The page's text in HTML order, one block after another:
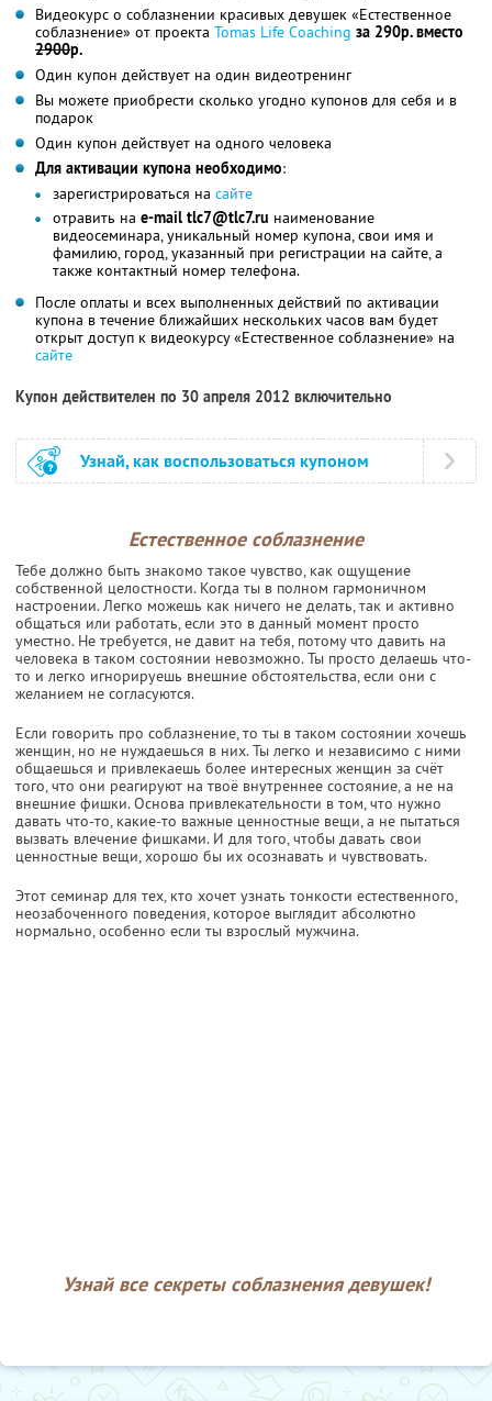
Видеокурс о соблазнении красивых девушек «Естественное
соблазнение» от проекта Tomas Life Coaching за 290р. вместо
2900р.
Один купон действует на один видеотренинг
Вы можете приобрести сколько угодно купонов для себя и в
подарок
Один купон действует на одного человека
Для активации купона необходимо:
зарегистрироваться на сайте
отравить на e-mail tlc7@tlc7.ru наименование
видеосеминара, уникальный номер купона, свои имя и
фамилию, город, указанный при регистрации на сайте, а
также контактный номер телефона.
После оплаты и всех выполненных действий по активации
купона в течение ближайших нескольких часов вам будет
открыт доступ к видеокурсу «Естественное соблазнение» на
сайте
Купон действителен по 30 апреля 2012 включительно
Узнай, как воспользоваться купоном
Естественное соблазнение
Тебе должно быть знакомо такое чувство, как ощущение
собственной целостности. Когда ты в полном гармоничном
настроении. Легко можешь как ничего не делать, так и активно
общаться или работать, если это в данный момент просто
уместно. Не требуется, не давит на тебя, потому что давить на
человека в таком состоянии невозможно. Ты просто делаешь что-
то и легко игнорируешь внешние обстоятельства, если они с
желанием не согласуются.
Если говорить про соблазнение, то ты в таком состоянии хочешь
женщин, но не нуждаешься в них. Ты легко и независимо с ними
общаешься и привлекаешь более интересных женщин за счёт
того, что они реагируют на твоё внутреннее состояние, а не на
внешние фишки. Основа привлекательности в том, что нужно
давать что-то, какие-то важные ценностные вещи, а не пытаться
вызвать влечение фишками. И для того, чтобы давать свои
ценностные вещи, хорошо бы их осознавать и чувствовать.
Этот семинар для тех, кто хочет узнать тонкости естественного,
неозабоченного поведения, которое выглядит абсолютно
нормально, особенно если ты взрослый мужчина.
Узнай все секреты соблазнения девушек!